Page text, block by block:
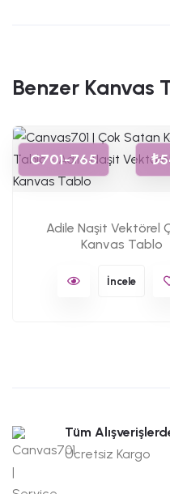
Benzer Kanvas
C701-765
Adile Naşit Vektörel
Kanvas Tablo
İncele
Tüm
Ücretsiz Kargo